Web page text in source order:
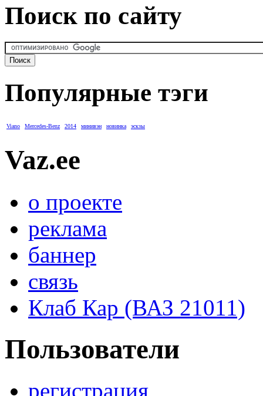
Поиск по сайту
Популярные тэги
Viano Mercedes-Benz 2014 минивэн новинка эскзы
Vaz.ee
о проекте
реклама
баннер
связь
Клаб Кар (ВАЗ 21011)
Пользователи
регистрация